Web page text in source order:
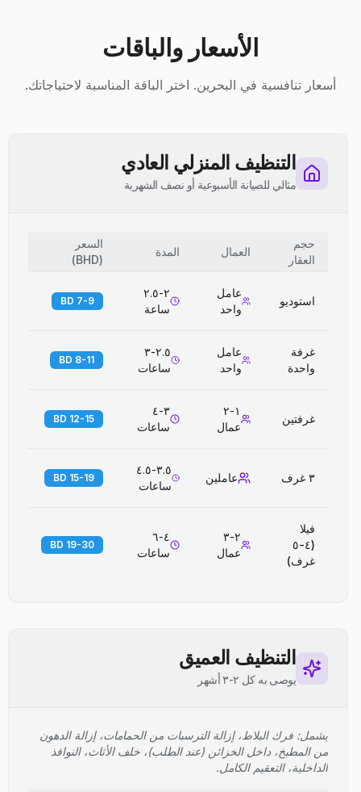
الأسعار والباقات
أسعار تنافسية في البحرين. اختر الباقة المناسبة لاحتياجاتك.
التنظيف المنزلي العادي
مثالي للصيانة الأسبوعية أو نصف الشهرية
حجم
العقار
العمال المدة
السعر
(
BHD
)
استوديو
عامل
واحد
٢-٢.٥
ساعة
7-9 BD
غرفة
واحدة
عامل
واحد
٢.٥-٣
ساعات
8-11 BD
غرفتين
١-٢
عمال
٣-٤
ساعات
12-15 BD
٣ غرف عاملين
٣.٥-٤.٥
ساعات
15-19 BD
فيلا
(٤-٥
غرف)
٢-٣
عمال
٤-٦
ساعات
19-30 BD
التنظيف العميق
يوصى به كل ٢-٣ أشهر
يشمل: فرك البلاط، إزالة الترسبات من الحمامات، إزالة الدهون
من المطبخ، داخل الخزائن (عند الطلب)، خلف الأثاث، النوافذ
الداخلية، التعقيم الكامل.